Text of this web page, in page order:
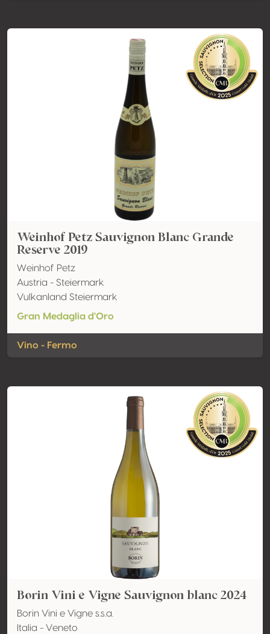
Weinhof Petz Sauvignon Blanc Grande
Reserve 2019
Weinhof Petz
Austria - Steiermark
Vulkanland Steiermark
Gran Medaglia d'Oro
Vino - Fermo
Borin Vini e Vigne Sauvignon blanc 2024
Borin Vini e Vigne s.s.a.
Italia - Veneto